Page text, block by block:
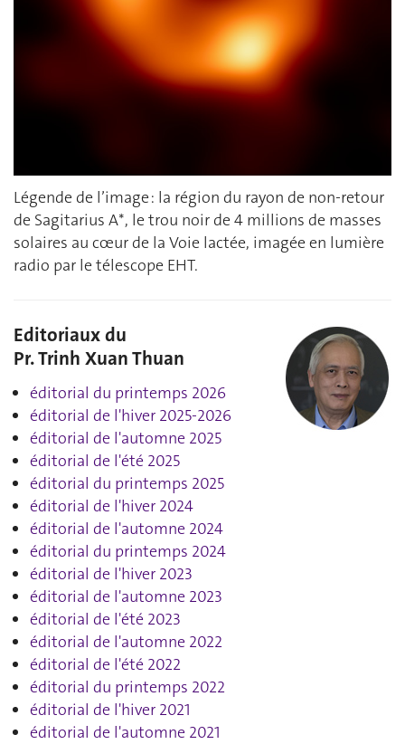
Légende de l’image : la région du rayon de non-retour
de Sagitarius A*, le trou noir de 4 millions de masses
solaires au cœur de la Voie lactée, imagée en lumière
radio par le télescope EHT.
Editoriaux du
Pr. Trinh Xuan Thuan
éditorial du printemps 2026
éditorial de l'hiver 2025-2026
éditorial de l'automne 2025
éditorial de l'été 2025
éditorial du printemps 2025
éditorial de l'hiver 2024
éditorial de l'automne 2024
éditorial du printemps 2024
éditorial de l'hiver 2023
éditorial de l'automne 2023
éditorial de l'été 2023
éditorial de l'automne 2022
éditorial de l'été 2022
éditorial du printemps 2022
éditorial de l'hiver 2021
éditorial de l'automne 2021